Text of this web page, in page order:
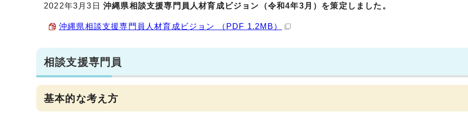
2022年3月3日 沖縄県相談支援専門員人材育成ビジョン（令和4年3月）を策定しました。
沖縄県相談支援専門員人材育成ビジョン （PDF 1.2MB）
相談支援専門員
基本的な考え方